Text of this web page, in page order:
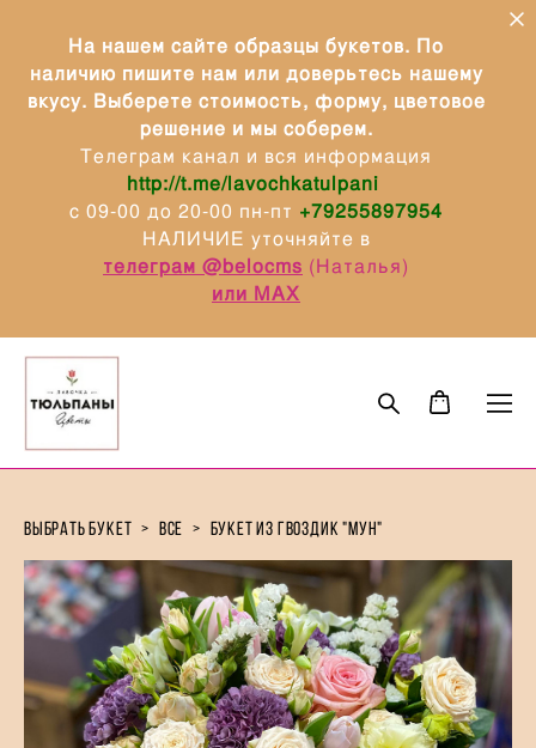
На нашем сайте образцы букетов. По
наличию пишите нам или доверьтесь нашему
вкусу. Выберете стоимость, форму, цветовое
решение и мы соберем.
Телеграм канал и вся информация
http://t.me/lavochkatulpani
с 09-00 до 20-00 пн-пт +79255897954
НАЛИЧИЕ уточняйте в
телеграм @belocms (Наталья)
или МАХ
выбрать букет > все > букет из гвоздик "мун"